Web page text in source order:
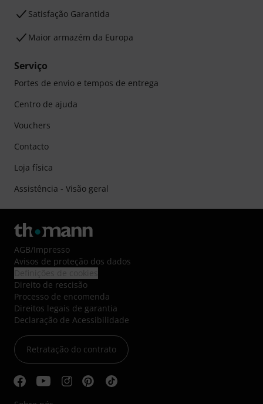
Satisfação Garantida
Maior armazém da Europa
Serviço
Portes de envio e tempos de entrega
Centro de ajuda
Vouchers
Contacto
Loja física
Assistência - Visão geral
AGB/Impresso
Avisos de proteção dos dados
Direito de rescisão
Processo de encomenda
Direitos legais de garantia
Declaração de Acessibilidade
Retratação do contrato